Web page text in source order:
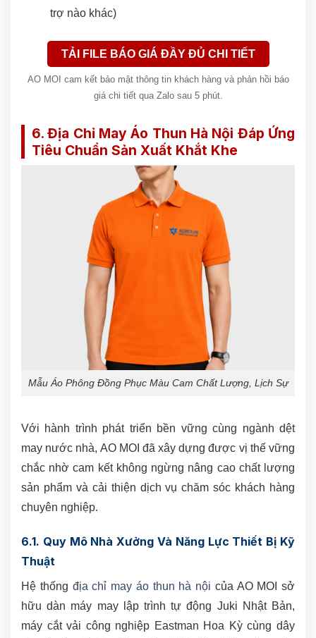
trợ nào khác)
TẢI FILE BÁO GIÁ ĐẦY ĐỦ CHI TIẾT
AO MOI cam kết bảo mật thông tin khách hàng và phản hồi báo
giá chi tiết qua Zalo sau 5 phút.
6. Địa Chỉ May Áo Thun Hà Nội Đáp Ứng
Tiêu Chuẩn Sản Xuất Khắt Khe
Mẫu Áo Phông Đồng Phục Màu Cam Chất Lượng, Lịch Sự
Với hành trình phát triển bền vững cùng ngành dệt
may nước nhà, AO MOI đã xây dựng được vị thế vững
chắc nhờ cam kết không ngừng nâng cao chất lượng
sản phẩm và cải thiện dịch vụ chăm sóc khách hàng
chuyên nghiệp.
6.1. Quy Mô Nhà Xưởng Và Năng Lực Thiết Bị Kỹ
Thuật
Hệ thống địa chỉ may áo thun hà nội của AO MOI sở
hữu dàn máy may lập trình tự động Juki Nhật Bản,
máy cắt vải công nghiệp Eastman Hoa Kỳ cùng dây